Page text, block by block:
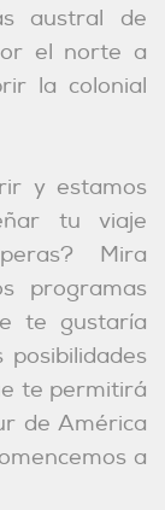
austral de
el norte a
la colonial
y estamos
tu viaje
Mira
programas
te gustaría
te permitirá
de América
a